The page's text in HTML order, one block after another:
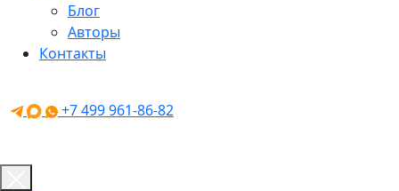
Блог
Авторы
Контакты
+7 499 961-86-82